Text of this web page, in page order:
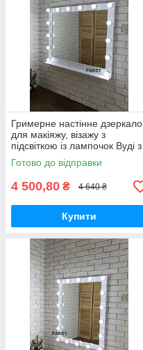
Гримерне настінне дзеркало
для макіяжу, візажу з
підсвіткою із лампочок Вуді з
поличкою 100х82 см, в рамі
МДФ
Готово до відправки
4 500,80 ₴ 4 640 ₴
Купити